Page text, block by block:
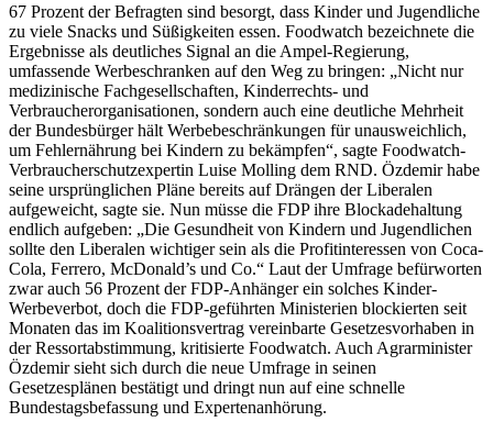
67 Prozent der Befragten sind besorgt, dass Kinder und Jugendliche
zu viele Snacks und Süßigkeiten essen. Foodwatch bezeichnete die
Ergebnisse als deutliches Signal an die Ampel-Regierung,
umfassende Werbeschranken auf den Weg zu bringen: „Nicht nur
medizinische Fachgesellschaften, Kinderrechts- und
Verbraucherorganisationen, sondern auch eine deutliche Mehrheit
der Bundesbürger hält Werbebeschränkungen für unausweichlich,
um Fehlernährung bei Kindern zu bekämpfen“, sagte Foodwatch-
Verbraucherschutzexpertin Luise Molling dem RND. Özdemir habe
seine ursprünglichen Pläne bereits auf Drängen der Liberalen
aufgeweicht, sagte sie. Nun müsse die FDP ihre Blockadehaltung
endlich aufgeben: „Die Gesundheit von Kindern und Jugendlichen
sollte den Liberalen wichtiger sein als die Profitinteressen von Coca-
Cola, Ferrero, McDonald’s und Co.“ Laut der Umfrage befürworten
zwar auch 56 Prozent der FDP-Anhänger ein solches Kinder-
Werbeverbot, doch die FDP-geführten Ministerien blockierten seit
Monaten das im Koalitionsvertrag vereinbarte Gesetzesvorhaben in
der Ressortabstimmung, kritisierte Foodwatch. Auch Agrarminister
Özdemir sieht sich durch die neue Umfrage in seinen
Gesetzesplänen bestätigt und dringt nun auf eine schnelle
Bundestagsbefassung und Expertenanhörung.